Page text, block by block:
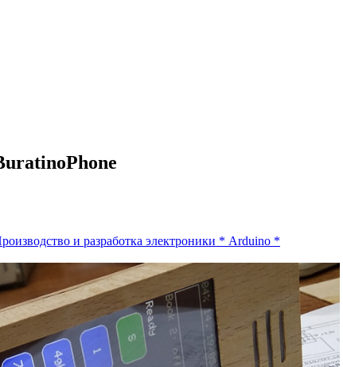
и разработка электроники * Arduino *